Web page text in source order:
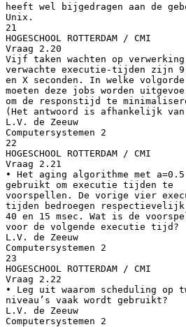
heeft wel bijgedragen aan de
Unix.
21
HOGESCHOOL ROTTERDAM / CMI
Vraag 2.20
Vijf taken wachten op
verwachte executie-tijden zijn
en X seconden. In welke volgorde
moeten deze jobs worden
om de responstijd te
(Het antwoord is afhankelijk
L.V. de Zeeuw
Computersystemen 2
22
HOGESCHOOL ROTTERDAM / CMI
Vraag 2.21
• Het aging algorithme met
gebruikt om executie tijden te
voorspellen. De vorige vier
tijden bedroegen
40 en 15 msec. Wat is de
voor de volgende executie tijd?
L.V. de Zeeuw
Computersystemen 2
23
HOGESCHOOL ROTTERDAM / CMI
Vraag 2.22
• Leg uit waarom scheduling op
niveau’s vaak wordt gebruikt?
L.V. de Zeeuw
Computersystemen 2